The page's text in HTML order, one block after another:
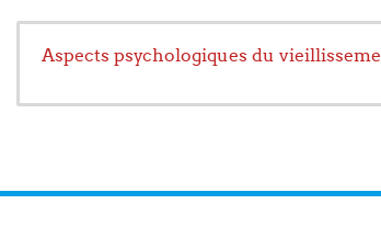
Aspects psychologiques du